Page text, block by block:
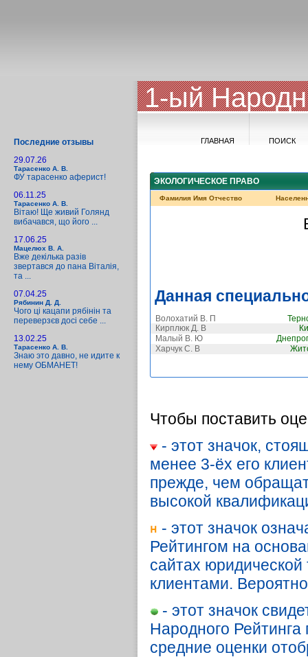
Последние отзывы
29.07.26
Тарасенко А. В.
ФУ тарасенко аферист!
06.11.25
Тарасенко А. В.
Вітаю! Ще живий Голянд
вибачався, що його ...
17.06.25
Мацелюх В. А.
Вже декілька разів
звертався до пана Віталія,
та ...
07.04.25
Рябинин Д. Д.
Чого ці кацапи рябінін та
переверзєв досі себе ...
13.02.25
Тарасенко А. В.
Знаю это давно, не идите к
нему ОБМАНЕТ!
1-ый
ГЛАВНАЯ ПОИСК
ЭКОЛОГИЧЕСКОЕ ПРАВО
Фамилия Имя Отчество
Данная
Волохатий В. П
Кирплюк Д. В
Малый В. Ю
Харчук С. В
Чтобы поставить
- этот значок,
менее 3-ёх его
прежде, чем
высокой
- этот значок
Рейтингом на
сайтах
клиентами.
- этот значок
Народного Рейтинга
средние оценки